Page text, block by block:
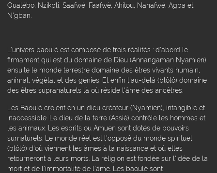
Oualèbo, Nzikpli, Saafwè, Faafwè, Ahitou, Nanafwè, Agba et
N'gban.
L'univers baoulé est composé de trois réalités : d'abord le
firmament qui est du domaine de Dieu (Annangaman Nyamien)
ensuite le monde terrestre domaine des êtres vivants humain,
animal, végétal et des génies. Et enfin l'au-delà (blôlô) domaine
des êtres supranaturels là où réside l'âme des ancêtres.
Les Baoulé croient en un dieu créateur (Nyamien), intangible et
inaccessible. Le dieu de la terre (Assiè) contrôle les hommes et
les animaux. Les esprits ou Amuen sont dotés de pouvoirs
surnaturels. Le monde réel est l'opposé du monde spirituel
(blôlô) d'où viennent les âmes à la naissance et où elles
retourneront à leurs morts. La réligion est fondée sur l'idée de la
mort et de l'immortalité de l'âme. Les baoulé sont